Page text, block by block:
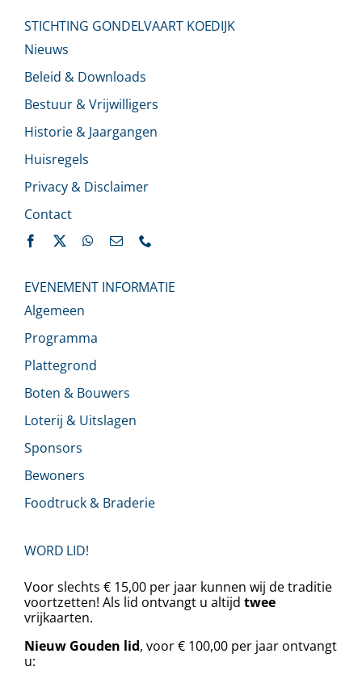
STICHTING GONDELVAART KOEDIJK
Nieuws
Beleid & Downloads
Bestuur & Vrijwilligers
Historie & Jaargangen
Huisregels
Privacy & Disclaimer
Contact
EVENEMENT INFORMATIE
Algemeen
Programma
Plattegrond
Boten & Bouwers
Loterij & Uitslagen
Sponsors
Bewoners
Foodtruck & Braderie
WORD LID!
Voor slechts € 15,00 per jaar kunnen wij de traditie
voortzetten! Als lid ontvangt u altijd twee
vrijkaarten.
Nieuw Gouden lid, voor € 100,00 per jaar ontvangt
u: